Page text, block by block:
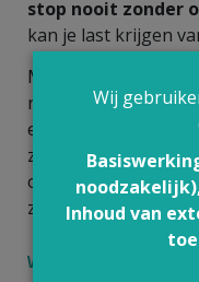
stop nooit zonder
kan je last krijgen
Maakte je al eerder
reageerde je toen
een
zeker het geval na
zijn, en soms voor
Welke medicatie kan
Wij
Inhoud van